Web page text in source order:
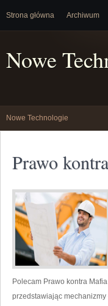
Strona główna Archiwum
Nowe
Nowe Technologie
Prawo
Polecam Prawo kontra
przedstawiając